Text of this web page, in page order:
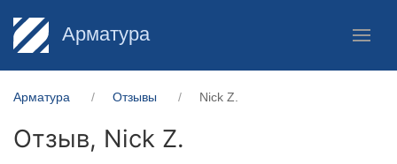
Арматура
Арматура Отзывы Nick Z.
Отзыв, Nick Z.